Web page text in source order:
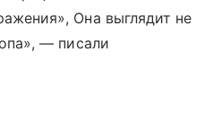
Она выглядит не
— писали